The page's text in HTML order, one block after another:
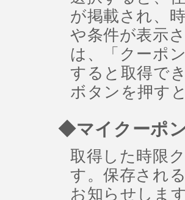
が掲載され、
や条件が表示
は、「クーポ
すると取得で
ボタンを押す
◆マイクーポ
取得した時限
す。保存され
お知らせしま